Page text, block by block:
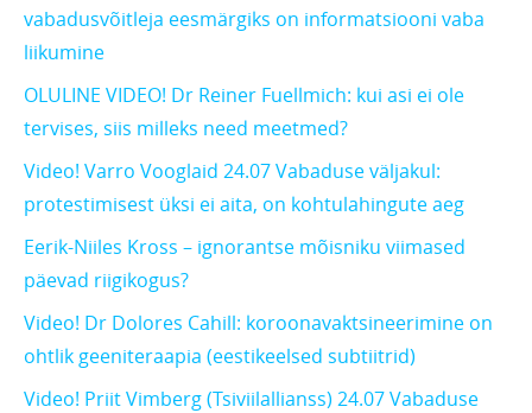
vabadusvõitleja eesmärgiks on informatsiooni vaba
liikumine
OLULINE VIDEO! Dr Reiner Fuellmich: kui asi ei ole
tervises, siis milleks need meetmed?
Video! Varro Vooglaid 24.07 Vabaduse väljakul:
protestimisest üksi ei aita, on kohtulahingute aeg
Eerik-Niiles Kross – ignorantse mõisniku viimased
päevad riigikogus?
Video! Dr Dolores Cahill: koroonavaktsineerimine on
ohtlik geeniteraapia (eestikeelsed subtiitrid)
Video! Priit Vimberg (Tsiviilallianss) 24.07 Vabaduse